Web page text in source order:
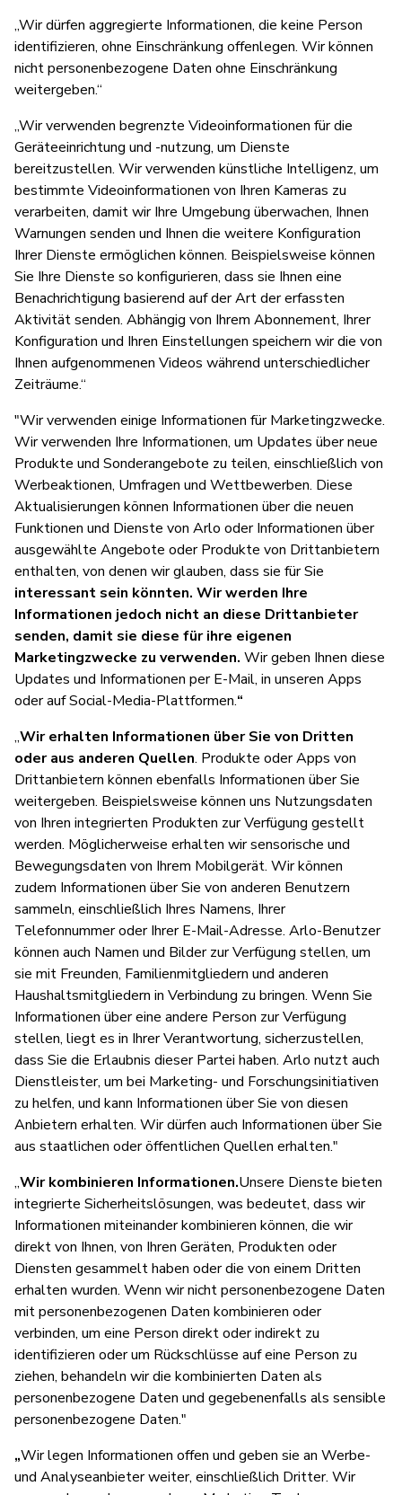
„Wir dürfen aggregierte Informationen, die keine Person
identifizieren, ohne Einschränkung offenlegen. Wir können
nicht personenbezogene Daten ohne Einschränkung
weitergeben.“
„Wir verwenden begrenzte Videoinformationen für die
Geräteeinrichtung und -nutzung, um Dienste
bereitzustellen. Wir verwenden künstliche Intelligenz, um
bestimmte Videoinformationen von Ihren Kameras zu
verarbeiten, damit wir Ihre Umgebung überwachen, Ihnen
Warnungen senden und Ihnen die weitere Konfiguration
Ihrer Dienste ermöglichen können. Beispielsweise können
Sie Ihre Dienste so konfigurieren, dass sie Ihnen eine
Benachrichtigung basierend auf der Art der erfassten
Aktivität senden. Abhängig von Ihrem Abonnement, Ihrer
Konfiguration und Ihren Einstellungen speichern wir die von
Ihnen aufgenommenen Videos während unterschiedlicher
Zeiträume.“
"Wir verwenden einige Informationen für Marketingzwecke.
Wir verwenden Ihre Informationen, um Updates über neue
Produkte und Sonderangebote zu teilen, einschließlich von
Werbeaktionen, Umfragen und Wettbewerben. Diese
Aktualisierungen können Informationen über die neuen
Funktionen und Dienste von Arlo oder Informationen über
ausgewählte Angebote oder Produkte von Drittanbietern
enthalten, von denen wir glauben, dass sie für Sie
interessant sein könnten. Wir werden Ihre
Informationen jedoch nicht an diese Drittanbieter
senden, damit sie diese für ihre eigenen
Marketingzwecke zu verwenden. Wir geben Ihnen diese
Updates und Informationen per E-Mail, in unseren Apps
oder auf Social-Media-Plattformen.“
„Wir erhalten Informationen über Sie von Dritten
oder aus anderen Quellen. Produkte oder Apps von
Drittanbietern können ebenfalls Informationen über Sie
weitergeben. Beispielsweise können uns Nutzungsdaten
von Ihren integrierten Produkten zur Verfügung gestellt
werden. Möglicherweise erhalten wir sensorische und
Bewegungsdaten von Ihrem Mobilgerät. Wir können
zudem Informationen über Sie von anderen Benutzern
sammeln, einschließlich Ihres Namens, Ihrer
Telefonnummer oder Ihrer E-Mail-Adresse. Arlo-Benutzer
können auch Namen und Bilder zur Verfügung stellen, um
sie mit Freunden, Familienmitgliedern und anderen
Haushaltsmitgliedern in Verbindung zu bringen. Wenn Sie
Informationen über eine andere Person zur Verfügung
stellen, liegt es in Ihrer Verantwortung, sicherzustellen,
dass Sie die Erlaubnis dieser Partei haben. Arlo nutzt auch
Dienstleister, um bei Marketing- und Forschungsinitiativen
zu helfen, und kann Informationen über Sie von diesen
Anbietern erhalten. Wir dürfen auch Informationen über Sie
aus staatlichen oder öffentlichen Quellen erhalten."
„Wir kombinieren Informationen.Unsere Dienste bieten
integrierte Sicherheitslösungen, was bedeutet, dass wir
Informationen miteinander kombinieren können, die wir
direkt von Ihnen, von Ihren Geräten, Produkten oder
Diensten gesammelt haben oder die von einem Dritten
erhalten wurden. Wenn wir nicht personenbezogene Daten
mit personenbezogenen Daten kombinieren oder
verbinden, um eine Person direkt oder indirekt zu
identifizieren oder um Rückschlüsse auf eine Person zu
ziehen, behandeln wir die kombinierten Daten als
personenbezogene Daten und gegebenenfalls als sensible
personenbezogene Daten."
„Wir legen Informationen offen und geben sie an Werbe-
und Analyseanbieter weiter, einschließlich Dritter. Wir